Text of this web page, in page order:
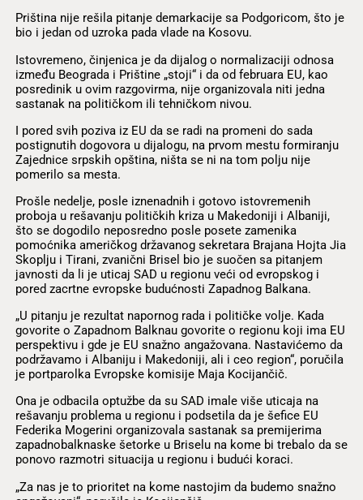
Priština nije rešila pitanje demarkacije sa Podgoricom, što je
bio i jedan od uzroka pada vlade na Kosovu.
Istovremeno, činjenica je da dijalog o normalizaciji odnosa
između Beograda i Prištine „stoji“ i da od februara EU, kao
posredinik u ovim razgovirma, nije organizovala niti jedna
sastanak na političkom ili tehničkom nivou.
I pored svih poziva iz EU da se radi na promeni do sada
postignutih dogovora u dijalogu, na prvom mestu formiranju
Zajednice srpskih opština, ništa se ni na tom polju nije
pomerilo sa mesta.
Prošle nedelje, posle iznenadnih i gotovo istovremenih
proboja u rešavanju političkih kriza u Makedoniji i Albaniji,
što se dogodilo neposredno posle posete zamenika
pomoćnika američkog državanog sekretara Brajana Hojta Jia
Skoplju i Tirani, zvanični Brisel bio je suočen sa pitanjem
javnosti da li je uticaj SAD u regionu veći od evropskog i
pored zacrtne evropske budućnosti Zapadnog Balkana.
„U pitanju je rezultat napornog rada i političke volje. Kada
govorite o Zapadnom Balknau govorite o regionu koji ima EU
perspektivu i gde je EU snažno angažovana. Nastavićemo da
podržavamo i Albaniju i Makedoniji, ali i ceo region“, poručila
je portparolka Evropske komisije Maja Kocijančič.
Ona je odbacila optužbe da su SAD imale više uticaja na
rešavanju problema u regionu i podsetila da je šefice EU
Federika Mogerini organizovala sastanak sa premijerima
zapadnobalknaske šetorke u Briselu na kome bi trebalo da se
ponovo razmotri situacija u regionu i budući koraci.
„Za nas je to prioritet na kome nastojim da budemo snažno